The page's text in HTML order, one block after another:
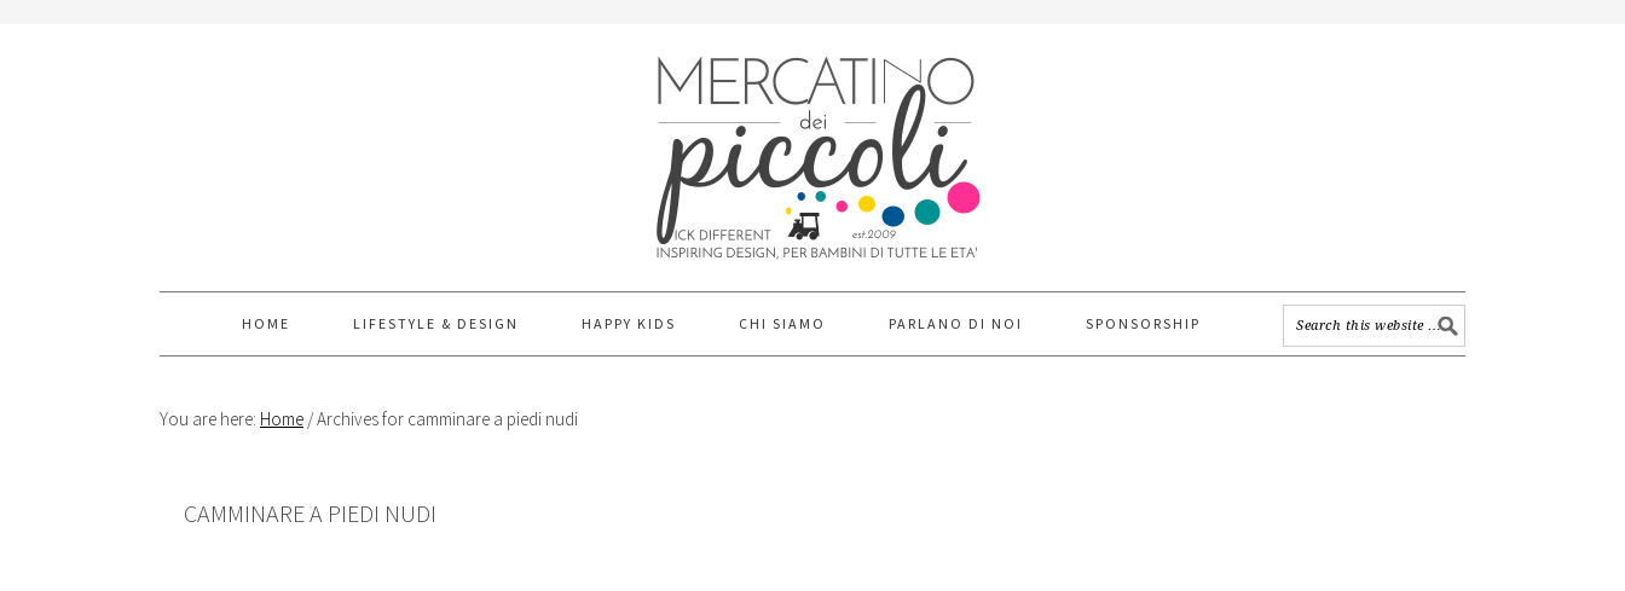
HOME LIFESTYLE & DESIGN HAPPY KIDS CHI SIAMO PARLANO DI NOI SPONSORSHIP
You are here: Home /Archives for camminare a piedi nudi
CAMMINARE A PIEDI NUDI